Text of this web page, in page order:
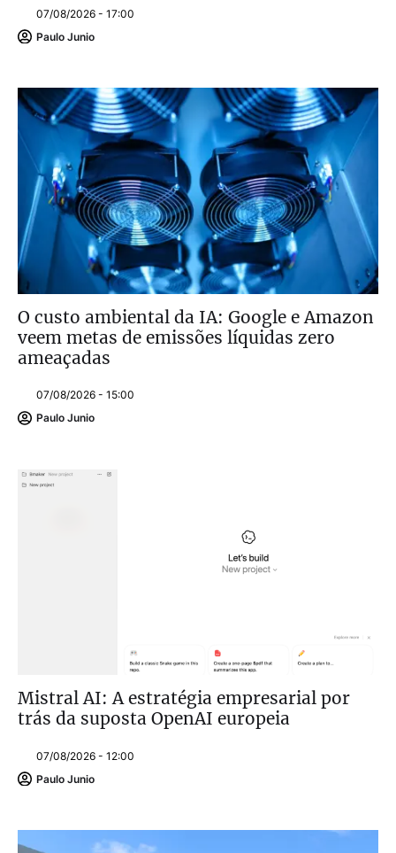
07/08/2026 - 17:00
Paulo Junio
O custo ambiental da IA: Google e Amazon
veem metas de emissões líquidas zero
ameaçadas
07/08/2026 - 15:00
Paulo Junio
Mistral AI: A estratégia empresarial por
trás da suposta OpenAI europeia
07/08/2026 - 12:00
Paulo Junio